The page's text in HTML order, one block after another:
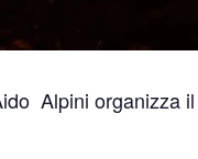
Alpini organizza il